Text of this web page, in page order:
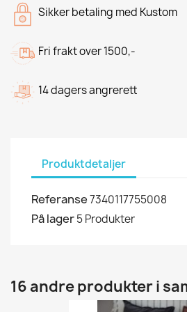
Sikker betaling med Kustom
Fri frakt over 1500,-
14 dagers angrerett
Produktdetaljer
Referanse7340117755008
På lager5 Produkter
16 andre produkter i